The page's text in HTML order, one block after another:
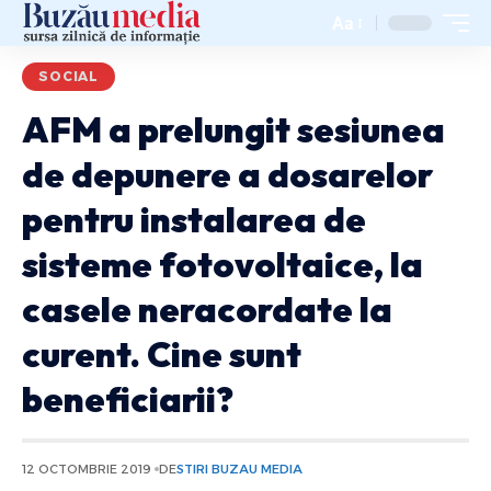
Aa
SOCIAL
AFM a prelungit sesiunea
de depunere a dosarelor
pentru instalarea de
sisteme fotovoltaice, la
casele neracordate la
curent. Cine sunt
beneficiarii?
12 OCTOMBRIE 2019 DESTIRI BUZAU MEDIA